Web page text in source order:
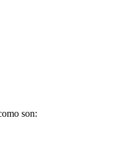
son: